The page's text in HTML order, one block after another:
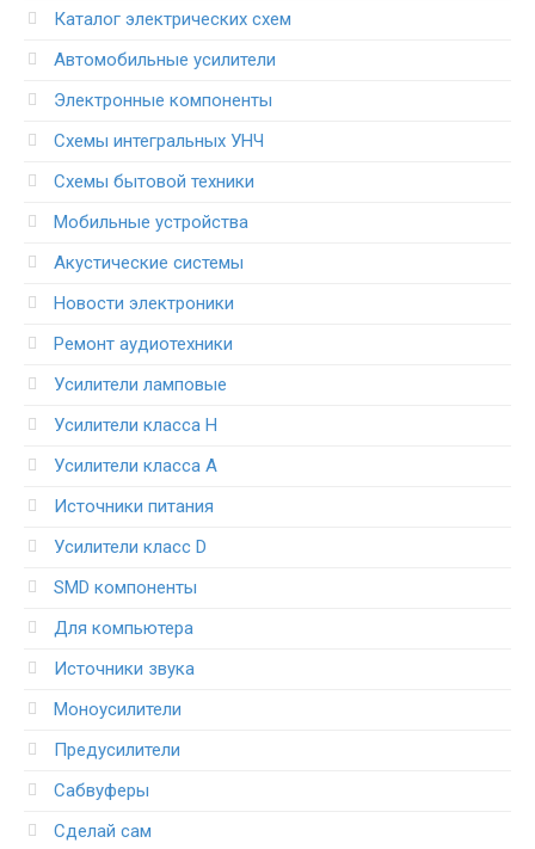
Каталог электрических схем
Автомобильные усилители
Электронные компоненты
Схемы интегральных УНЧ
Схемы бытовой техники
Мобильные устройства
Акустические системы
Новости электроники
Ремонт аудиотехники
Усилители ламповые
Усилители класса H
Усилители класса А
Источники питания
Усилители класс D
SMD компоненты
Для компьютера
Источники звука
Моноусилители
Предусилители
Сабвуферы
Сделай сам